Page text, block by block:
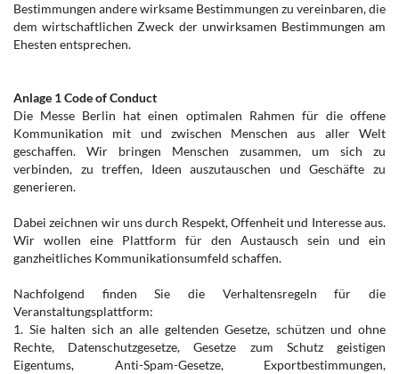
Bestimmungen andere wirksame Bestimmungen zu vereinbaren, die
dem wirtschaftlichen Zweck der unwirksamen Bestimmungen am
Ehesten entsprechen.
Anlage 1 Code of Conduct
Die Messe Berlin hat einen optimalen Rahmen für die offene
Kommunikation mit und zwischen Menschen aus aller Welt
geschaffen. Wir bringen Menschen zusammen, um sich zu
verbinden, zu treffen, Ideen auszutauschen und Geschäfte zu
generieren.
Dabei zeichnen wir uns durch Respekt, Offenheit und Interesse aus.
Wir wollen eine Plattform für den Austausch sein und ein
ganzheitliches Kommunikationsumfeld schaffen.
Nachfolgend finden Sie die Verhaltensregeln für die
Veranstaltungsplattform:
1. Sie halten sich an alle geltenden Gesetze, schützen und ohne
Rechte, Datenschutzgesetze, Gesetze zum Schutz geistigen
Eigentums, Anti-Spam-Gesetze, Exportbestimmungen,